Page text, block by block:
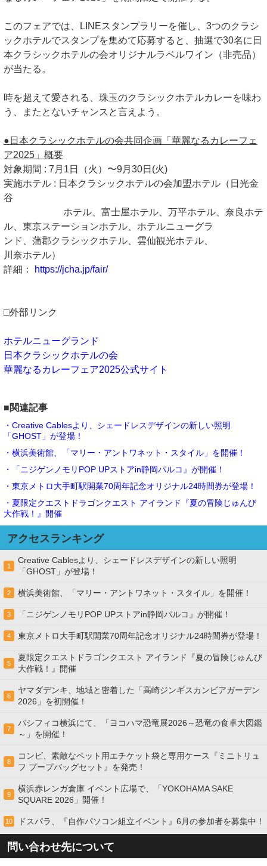
このフェアでは、LINEスタンプラリーを催し、3つのクラシ
ックホテルでスタンプを集めて応募すると、抽選で30名に日
本クラシックホテルの会オリジナルラベルワイン（非売品）
が当たる。
時を超えて愛される、珠玉のクラシックホテルカレーを味わ
う、またとないチャンスと言えよう。
●日本クラシックホテルの会共同企画「華麗なるカレーフェ
ア2025」概要
対象期間 : 7月1日（火）〜9月30日(火)
実施ホテル : 日本クラシックホテルの会加盟ホテル（日光金
谷
ホテル、富士屋ホテル、万平ホテル、奈良ホテ
ル、東京ステーションホテル、ホテルニューグラ
ンド、蒲郡クラシックホテル、雲仙観光ホテル、
川奈ホテル）
詳細：
https://jcha.jp/fair/
□外部リンク
ホテルニューグランド
日本クラシックホテルの会
華麗なるカレーフェア2025公式サイト
■関連記事
・Creative Cablesより、シェードレスデザインの新しい照明
「GHOST」が登場！
・横浜美術館、「マリー・アントワネット・スタイル」を開催！
・「ニジゲンノモリPOP UPストアin静岡パルコ』が開催！
・東京メトロ大手町駅開業70周年記念オリジナル24時間券が登場！
・夏限定クエストドラゴンクエスト アイランド『夏の冒険じゅんび
大作戦！』開催
アクセスランキング
1
Creative Cablesより、シェードレスデザインの新しい照明
「GHOST」が登場！
2 横浜美術館、「マリー・アントワネット・スタイル」を開催！
3 「ニジゲンノモリPOP UPストアin静岡パルコ』が開催！
4 東京メトロ大手町駅開業70周年記念オリジナル24時間券が登場！
5
夏限定クエストドラゴンクエスト アイランド『夏の冒険じゅんび
大作戦！』開催
6
ヤマダデンキ、地域と密着した「高崎ジンギスカンビアガーデン
2026」を初開催！
7
パシフィコ横浜にて、「ヨコハマ恐竜展2026～恐竜の食卓大図鑑
～」を開催！
8
コンビ、素敵なペット用エチケット袋と専用ケース『ミニトリュ
フ プープバッグセット』を発売！
9
横浜赤レンガ倉庫 イベント広場で、「YOKOHAMA SAKE
SQUARE 2026」開催！
10 ドスパラ、『自作パソコン組立イベント』6月の参加者を募集中！
問い合わせ先について